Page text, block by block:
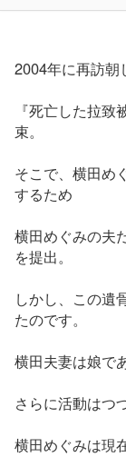
2004年に再訪朝
『死亡した拉
束。
そこで、横田め
するため
横田めぐみの夫
を提出。
しかし、この遺
たのです。
横田夫妻は娘で
さらに活動はつ
横田めぐみは現